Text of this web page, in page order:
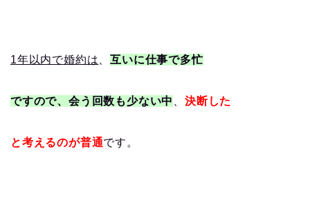
1年以内で婚約は、互いに仕事で多忙
ですので、会う回数も少ない中 、決断した
と考えるのが普通です。